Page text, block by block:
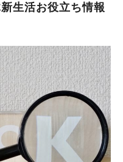
生活お役立ち情報